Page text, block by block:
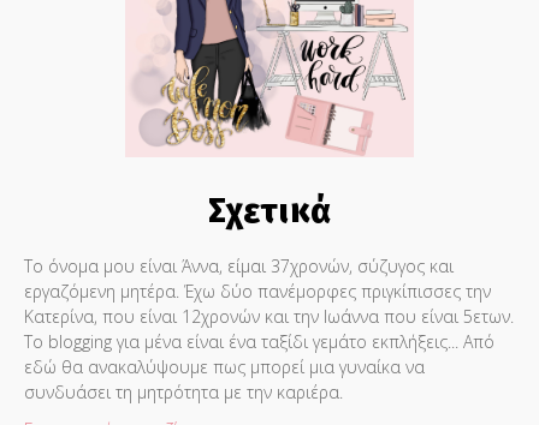
Σχετικά
Το όνομα μου είναι Άννα, είμαι 37χρονών, σύζυγος και
εργαζόμενη μητέρα. Έχω δύο πανέμορφες πριγκίπισσες την
Κατερίνα, που είναι 12χρονών και την Ιωάννα που είναι 5ετων.
Το blogging για μένα είναι ένα ταξίδι γεμάτο εκπλήξεις... Από
εδώ θα ανακαλύψουμε πως μπορεί μια γυναίκα να
συνδυάσει τη μητρότητα με την καριέρα.